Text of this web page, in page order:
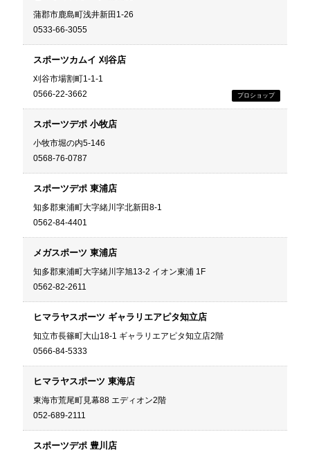
蒲郡市鹿島町浅井新田1-26
0533-66-3055
スポーツカムイ 刈谷店
刈谷市場割町1-1-1
0566-22-3662
スポーツデポ 小牧店
小牧市堀の内5-146
0568-76-0787
スポーツデポ 東浦店
知多郡東浦町大字緒川字北新田8-1
0562-84-4401
メガスポーツ 東浦店
知多郡東浦町大字緒川字旭13-2 イオン東浦 1F
0562-82-2611
ヒマラヤスポーツ ギャラリエアピタ知立店
知立市長篠町大山18-1 ギャラリエアピタ知立店2階
0566-84-5333
ヒマラヤスポーツ 東海店
東海市荒尾町見幕88 エディオン2階
052-689-2111
スポーツデポ 豊川店